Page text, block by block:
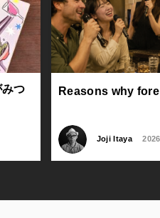
つ
Reasons why
Joji Itaya